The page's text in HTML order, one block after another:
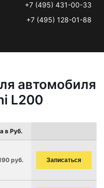
+7 (495) 431-00-33
+7 (495) 128-01-88
автомобиля
L200
в Руб.
руб. Записаться